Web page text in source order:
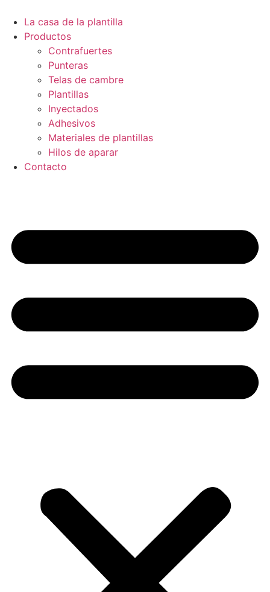
contenido
La casa de la plantilla
Productos
Contrafuertes
Punteras
Telas de cambre
Plantillas
Inyectados
Adhesivos
Materiales de plantillas
Hilos de aparar
Contacto